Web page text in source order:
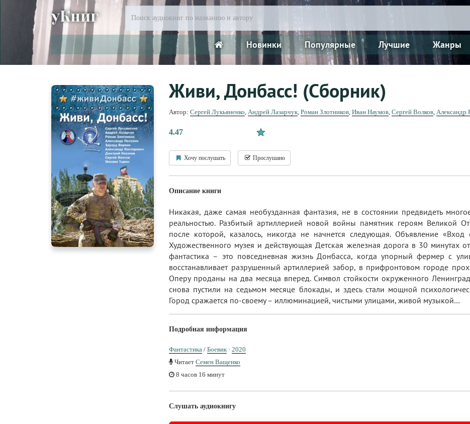
уКниг
Новинки Популярные Лучшие Жанры
Живи, Донбасс! (Сборник)
Автор: Сергей Лукьяненко, Андрей Лазарчук, Роман Злотников, Иван Наумов, Сергей Волков, Александр
4.47
Хочу послушать Прослушано
Описание книги
Никакая, даже самая необузданная фантазия, не в состоянии предвидеть
реальностью. Разбитый артиллерией новой войны памятник героям Великой
после которой, казалось, никогда не начнется следующая. Объявление
Художественного музея и действующая Детская железная дорога в 30 минутах
фантастика – это повседневная жизнь Донбасса, когда упорный фермер с
восстанавливает разрушенный артиллерией забор, в прифронтовом городе
Оперу проданы на два месяца вперед. Символ стойкости окруженного
снова пустили на седьмом месяце блокады, и здесь стали мощной
Город сражается по-своему – иллюминацией, чистыми улицами, живой музыкой…
Подробная информация
Фантастика / Боевик· 2020
Читает Семен Ващенко
8 часов 16 минут
Слушать аудиокнигу